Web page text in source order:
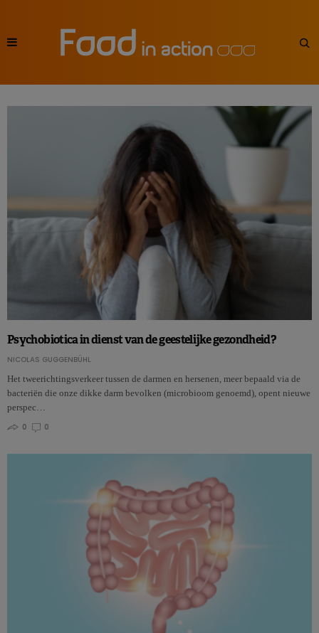
Psychobiotica in dienst van de geestelijke gezondheid?
NICOLAS GUGGENBÜHL
Het tweerichtingsverkeer tussen de darmen en hersenen, meer bepaald via de
bacteriën die onze dikke darm bevolken (microbioom genoemd), opent nieuwe
perspec…
0
0